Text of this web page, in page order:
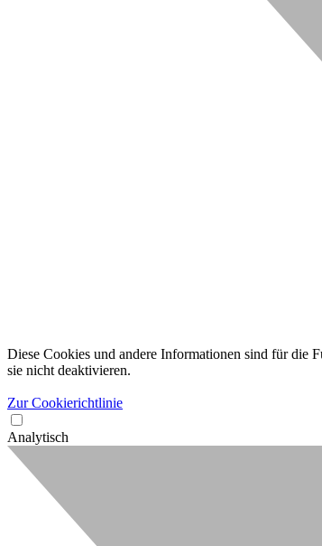
Diese Cookies und andere Informationen sind für die
sie nicht deaktivieren.
Zur Cookierichtlinie
Analytisch